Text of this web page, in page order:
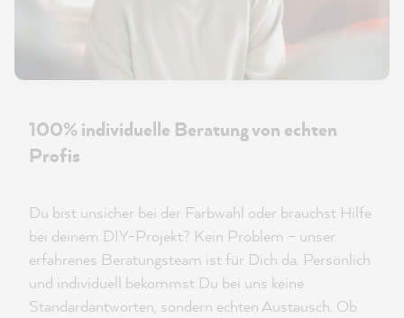
100% individuelle Beratung von echten
Profis
Du bist unsicher bei der Farbwahl oder brauchst Hilfe
bei deinem DIY-Projekt? Kein Problem – unser
erfahrenes Beratungsteam ist für Dich da. Persönlich
und individuell bekommst Du bei uns keine
Standardantworten, sondern echten Austausch. Ob